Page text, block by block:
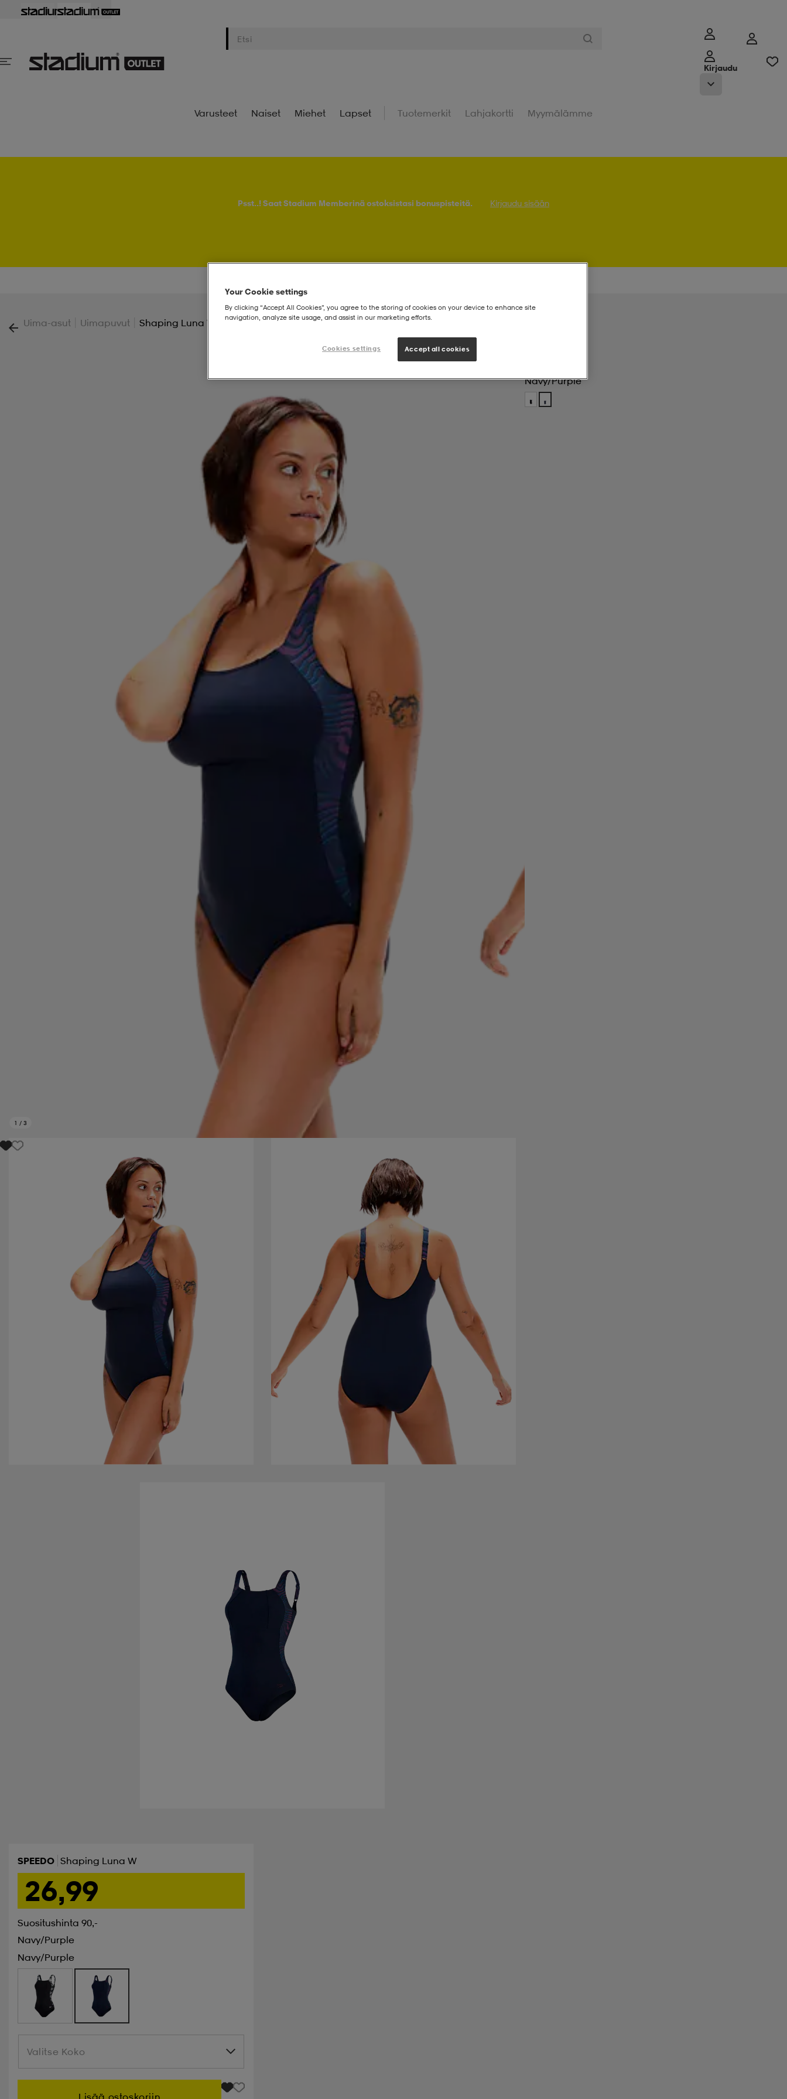
Kirjaudu
Varusteet Naiset Miehet Lapset Tuotemerkit Lahjakortti Myymälämme
Psst..! Saat Stadium Memberinä ostoksistasi bonuspisteitä. Kirjaudu sisään
Uima-asut Uimapuvut Shaping Luna W
1 / 3
Navy/purple
SPEEDO Shaping Luna W
26,99
Suositushinta 90,-
Navy/purple
Navy/purple
Valitse Koko
Valitse Koko
Your Cookie settings
By clicking “Accept All Cookies”, you agree to the storing of cookies on your device to enhance site
navigation, analyze site usage, and assist in our marketing efforts.
Cookies settings Accept all cookies